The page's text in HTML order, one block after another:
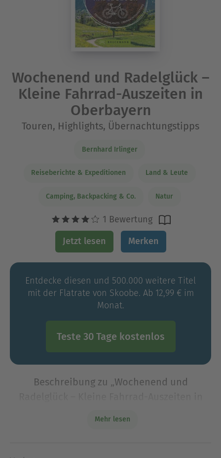
Wochenend und Radelglück –
Kleine Fahrrad-Auszeiten in
Oberbayern
Touren, Highlights, Übernachtungstipps
Bernhard Irlinger
Reiseberichte & Expeditionen Land & Leute
Camping, Backpacking & Co. Natur
1 Bewertung
Jetzt lesen Merken
Entdecke diesen und 500.000 weitere Titel
mit der Flatrate von Skoobe. Ab 12,99 € im
Monat.
Teste 30 Tage kostenlos
Beschreibung zu „Wochenend und
Mehr lesen